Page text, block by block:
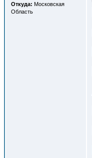
Откуда: Московская
Область